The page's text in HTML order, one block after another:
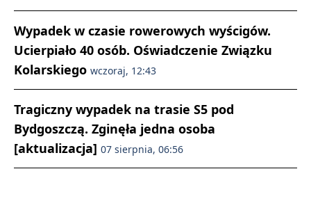
Wypadek w czasie rowerowych wyścigów.
Ucierpiało 40 osób. Oświadczenie Związku
Kolarskiego wczoraj, 12:43
Tragiczny wypadek na trasie S5 pod
Bydgoszczą. Zginęła jedna osoba
[aktualizacja] 07 sierpnia, 06:56